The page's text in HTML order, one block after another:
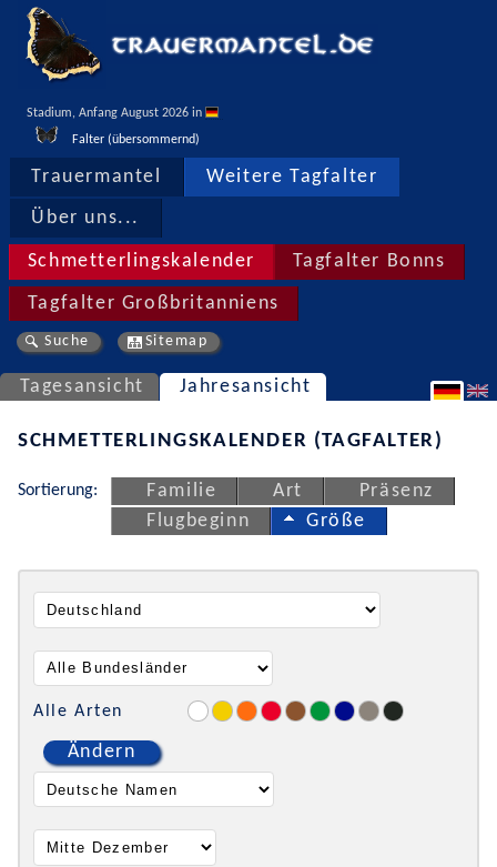
Stadium, Anfang August 2026 in
Falter (übersommernd)
Trauermantel Weitere Tagfalter
Über uns...
Schmetterlingskalender Tagfalter Bonns
Tagfalter Großbritanniens
Suche Sitemap
Tagesansicht Jahresansicht
SCHMETTERLINGSKALENDER (TAGFALTER)
Sortierung: Familie Art
Präsenz
Flugbeginn
Größe
Alle Arten
Ändern